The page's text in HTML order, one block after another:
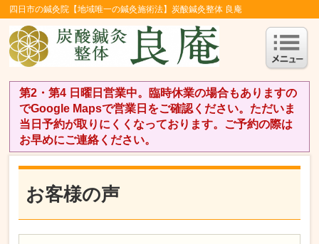
四日市の鍼灸院【地域唯一の鍼灸施術法】炭酸鍼灸整体 良庵
第2・第4 日曜日営業中。臨時休業の場合もありますの
でGoogle Mapsで営業日をご確認ください。ただいま
当日予約が取りにくくなっております。ご予約の際は
お早めにご連絡ください。
お客様の声